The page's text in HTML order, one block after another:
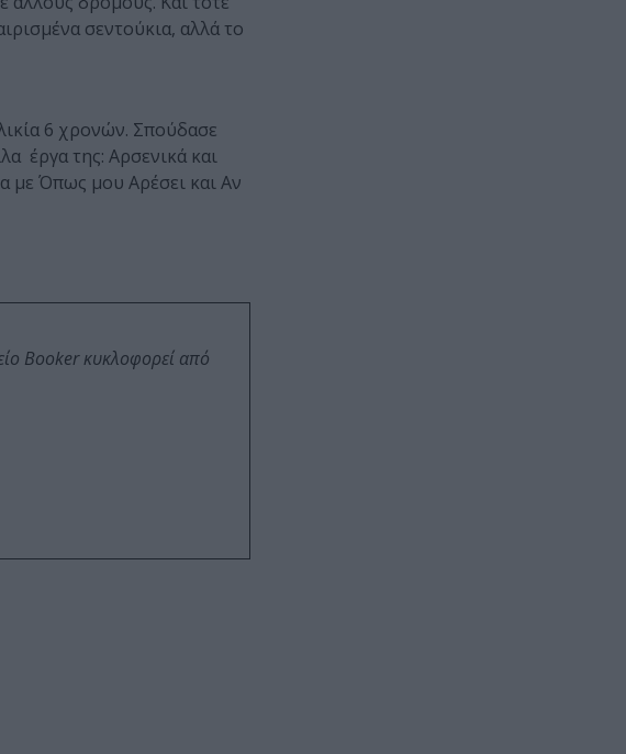
σεντούκια, αλλά το
6 χρονών. Σπούδασε
έργα της: Αρσενικά και
με Όπως μου Αρέσει και Αν
Booker κυκλοφορεί από